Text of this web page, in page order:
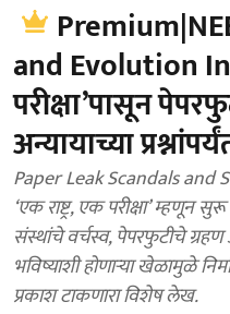
and Evolution
परीक्षा’पासून
अन्यायाच्या
Paper Leak Scandals
‘एक राष्ट्र, एक परीक्षा’ म्हणून
संस्थांचे वर्चस्व, पेपरफुटीचे ग्रहण
भविष्याशी होणाऱ्या खेळामुळे
प्रकाश टाकणारा विशेष लेख.